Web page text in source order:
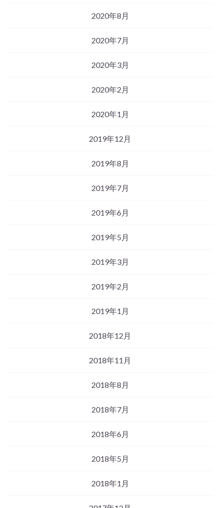
2020年8月
2020年7月
2020年3月
2020年2月
2020年1月
2019年12月
2019年8月
2019年7月
2019年6月
2019年5月
2019年3月
2019年2月
2019年1月
2018年12月
2018年11月
2018年8月
2018年7月
2018年6月
2018年5月
2018年1月